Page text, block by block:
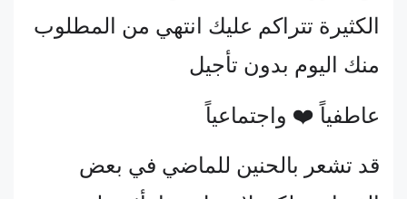
الكثيرة تتراكم عليك انتهي من المطلوب
منك اليوم بدون تأجيل
عاطفياً ❤️ واجتماعياً
قد تشعر بالحنين للماضي في بعض